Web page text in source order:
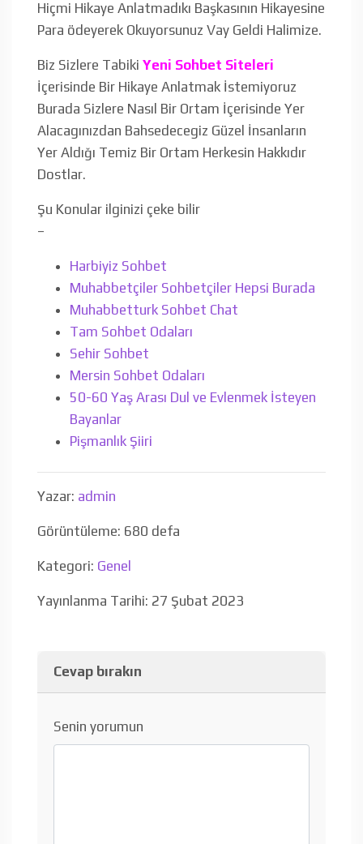
Hiçmi Hikaye Anlatmadıkı Başkasının Hikayesine
Para ödeyerek Okuyorsunuz Vay Geldi Halimize.
Biz Sizlere Tabiki Yeni Sohbet Siteleri
İçerisinde Bir Hikaye Anlatmak İstemiyoruz
Burada Sizlere Nasıl Bir Ortam İçerisinde Yer
Alacagınızdan Bahsedecegiz Güzel İnsanların
Yer Aldığı Temiz Bir Ortam Herkesin Hakkıdır
Dostlar.
Şu Konular ilginizi çeke bilir
–
Harbiyiz Sohbet
Muhabbetçiler Sohbetçiler Hepsi Burada
Muhabbetturk Sohbet Chat
Tam Sohbet Odaları
Sehir Sohbet
Mersin Sohbet Odaları
50-60 Yaş Arası Dul ve Evlenmek İsteyen
Bayanlar
Pişmanlık Şiiri
Yazar: admin
Görüntüleme: 680 defa
Kategori: Genel
Yayınlanma Tarihi: 27 Şubat 2023
Cevap bırakın
Senin yorumun